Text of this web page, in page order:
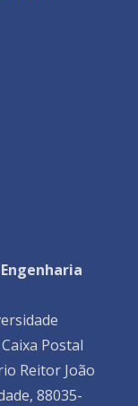
Postal
Reitor João
88035-